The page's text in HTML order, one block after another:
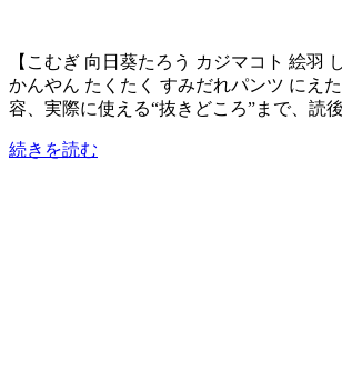
【こむぎ 向日葵たろう カジマコト 絵
かんやん たくたく すみだれパンツ にえ
容、実際に使える“抜きどころ”まで、読
続きを読む